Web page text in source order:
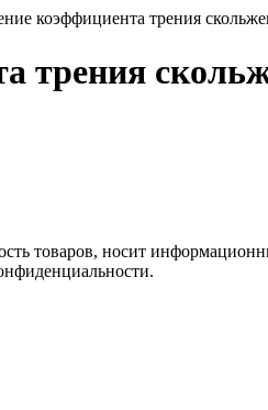
коэффициента трения
трения
товаров, носит